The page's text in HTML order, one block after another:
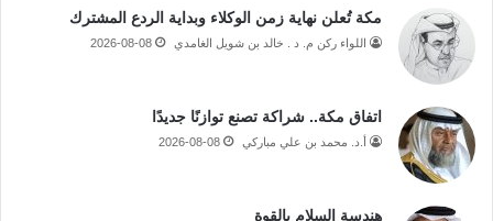
مكة تُعلن نهاية زمن الوكلاء وبداية الردع المشترك
اللواء ركن م. د . خالد بن شويل الغامدي 2026-08-08
اتفاق مكة.. شراكة تصنع توازنًا جديدًا
أ.د. محمد بن علي مباركي 2026-08-08
هندسة السلام بالقوة